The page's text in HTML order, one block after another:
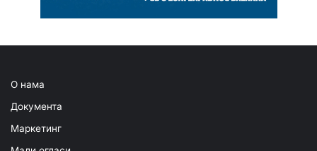
О нама
Документа
Маркетинг